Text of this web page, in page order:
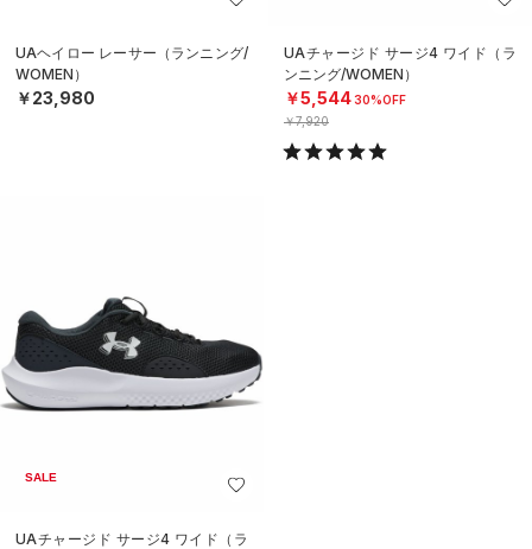
UAヘイロー レーサー（ランニング/
WOMEN）
￥23,980
UAチャージド サージ4 ワイド（ラ
ンニング/WOMEN）
￥5,54430%OFF
￥7,920
SALE
UAチャージド サージ4 ワイド（ラ